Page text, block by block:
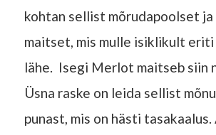
kohtan sellist mõrudapoolset
maitset, mis mulle isiklikult eriti
lähe. Isegi Merlot maitseb siin
Üsna raske on leida sellist
punast, mis on hästi tasakaalus.